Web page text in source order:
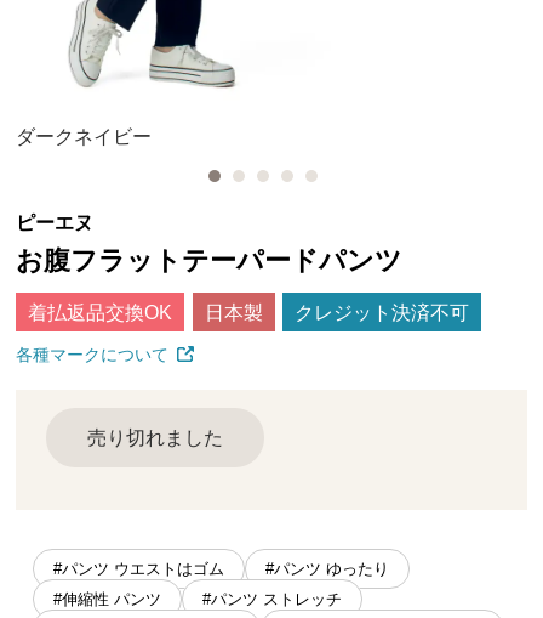
ダークネイビー
ピーエヌ
お腹フラットテーパードパンツ
着払返品交換OK 日本製 クレジット決済不可
各種マークについて
売り切れました
#パンツ ウエストはゴム
#パンツ ゆったり
#伸縮性 パンツ
#パンツ ストレッチ